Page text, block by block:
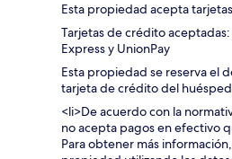
Esta propiedad acepta
Tarjetas de crédito
Express y UnionPay
Esta propiedad se reserva el
tarjeta de crédito del
<li>De acuerdo con la
no acepta pagos en efectivo
Para obtener más